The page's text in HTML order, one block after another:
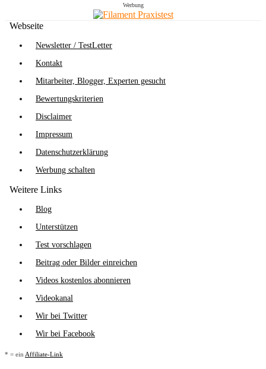
Werbung
Webseite
Newsletter / TestLetter
Kontakt
Mitarbeiter, Blogger, Experten gesucht
Bewertungskriterien
Disclaimer
Impressum
Datenschutzerklärung
Werbung schalten
Weitere Links
Blog
Unterstützen
Test vorschlagen
Beitrag oder Bilder einreichen
Videos kostenlos abonnieren
Videokanal
Wir bei Twitter
Wir bei Facebook
* = ein Affiliate-Link